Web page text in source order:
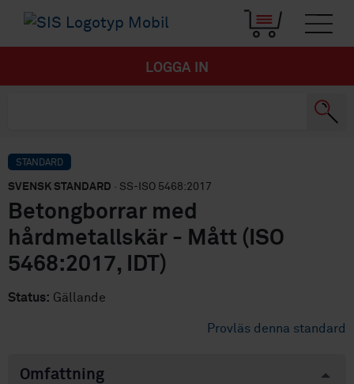
LOGGA IN
STANDARD
SVENSK STANDARD · SS-ISO 5468:2017
Betongborrar med
hårdmetallskär - Mått (ISO
5468:2017, IDT)
Status: Gällande
Provläs denna standard
Omfattning